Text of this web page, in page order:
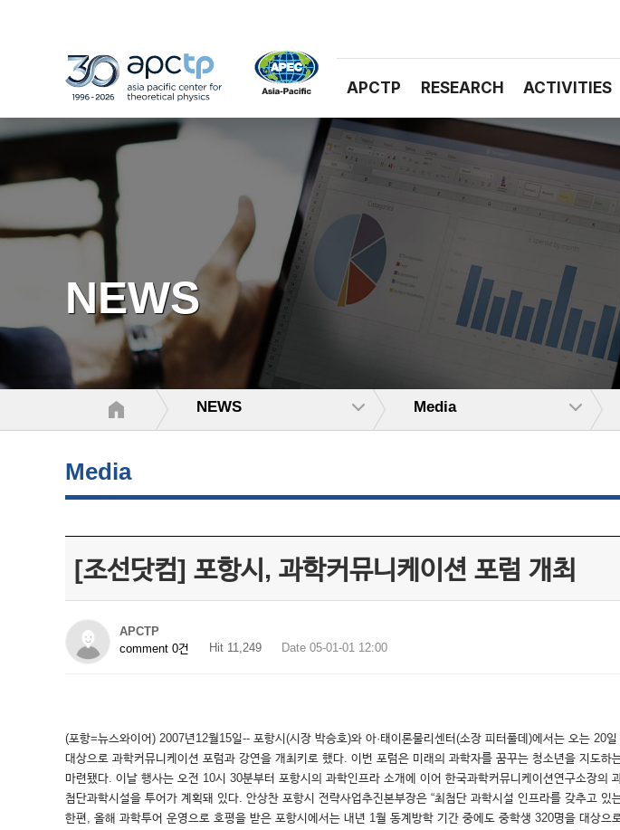
APCTP RESEARCH ACTIVITIES
NEWS
NEWS Media
Media
[조선닷컴] 포항시, 과학커뮤니케이션 포럼 개최
APCTP
comment 0건
Hit 11,249 Date 05-01-01 12:00
(포항=뉴스와이어) 2007년12월15일-- 포항시(시장 박승호)와 아·태이론물리센터(소장 피터풀데)에서는 오는
대상으로 과학커뮤니케이션 포럼과 강연을 개최키로 했다. 이번 포럼은 미래의 과학자를 꿈꾸는 청소년을 지도
마련됐다. 이날 행사는 오전 10시 30분부터 포항시의 과학인프라 소개에 이어 한국과학커뮤니케이션연구소장
첨단과학시설을 투어가 계획돼 있다. 안상찬 포항시 전략사업추진본부장은 “최첨단 과학시설 인프라를 갖추고
한편, 올해 과학투어 운영으로 호평을 받은 포항시에서는 내년 1월 동계방학 기간 중에도 중학생 320명을 대상